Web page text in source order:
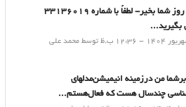
سلام روز شما بخیر- لطفاً با شماره 33136019
بگیرید...
16 شهریور 1404 - 12:36 ب.ظ توسط محمد علی
من درزمینه انیمیشن‌مدلهای
چندسال هست که فعال‌هستم...